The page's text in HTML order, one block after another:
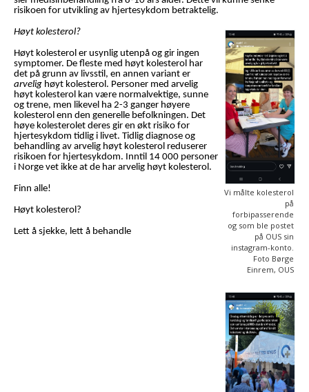
risikoen for utvikling av hjertesykdom betraktelig.
Vi målte kolesterol
på
forbipasserende
og som ble postet
på OUS sin
instagram-konto.
Foto Børge
Einrem, OUS
Høyt kolesterol?
Høyt kolesterol er usynlig utenpå og gir ingen
symptomer. De fleste med høyt kolesterol har
det på grunn av livsstil, en annen variant er
arvelig høyt kolesterol. Personer med arvelig
høyt kolesterol kan være normalvektige, sunne
og trene, men likevel ha 2-3 ganger høyere
kolesterol enn den generelle befolkningen. Det
høye kolesterolet deres gir en økt risiko for
hjertesykdom tidlig i livet. Tidlig diagnose og
behandling av arvelig høyt kolesterol reduserer
risikoen for hjertesykdom. Inntil 14 000 personer
i Norge vet ikke at de har arvelig høyt kolesterol.
Finn alle!
Høyt kolesterol?
Lett å sjekke, lett å behandle